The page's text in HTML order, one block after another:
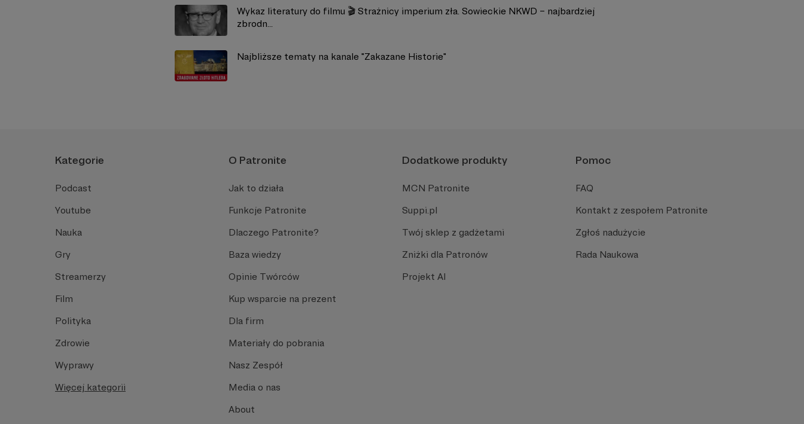
Wykaz literatury do filmu 🎬 Strażnicy imperium zła. Sowieckie NKWD – najbardziej
zbrodn...
Najbliższe tematy na kanale "Zakazane Historie"
Kategorie
Podcast
Youtube
Nauka
Gry
Streamerzy
Film
Polityka
Zdrowie
Wyprawy
Więcej kategorii
O Patronite
Jak to działa
Funkcje Patronite
Dlaczego Patronite?
Baza wiedzy
Opinie Twórców
Kup wsparcie na prezent
Dla firm
Materiały do pobrania
Nasz Zespół
Media o nas
About
Dodatkowe produkty
MCN Patronite
Suppi.pl
Twój sklep z gadżetami
Zniżki dla Patronów
Projekt AI
Pomoc
FAQ
Kontakt z zespołem Patronite
Zgłoś nadużycie
Rada Naukowa